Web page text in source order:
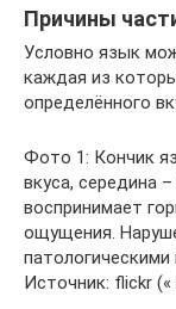
Причины
Условно язык
каждая из
определённого
Фото 1: Кончик
вкуса, середина
воспринимает
ощущения.
патологическими
Источник: flickr («